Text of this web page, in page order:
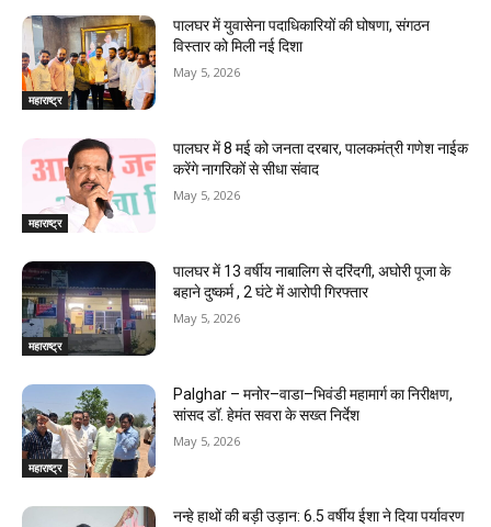
महाराष्ट्र
पालघर में युवासेना पदाधिकारियों की घोषणा, संगठन
विस्तार को मिली नई दिशा
May 5, 2026
महाराष्ट्र
पालघर में 8 मई को जनता दरबार, पालकमंत्री गणेश नाईक
करेंगे नागरिकों से सीधा संवाद
May 5, 2026
महाराष्ट्र
पालघर में 13 वर्षीय नाबालिग से दरिंदगी, अघोरी पूजा के
बहाने दुष्कर्म , 2 घंटे में आरोपी गिरफ्तार
May 5, 2026
महाराष्ट्र
Palghar – मनोर–वाडा–भिवंडी महामार्ग का निरीक्षण,
सांसद डॉ. हेमंत सवरा के सख्त निर्देश
May 5, 2026
नन्हे हाथों की बड़ी उड़ान: 6.5 वर्षीय ईशा ने दिया पर्यावरण